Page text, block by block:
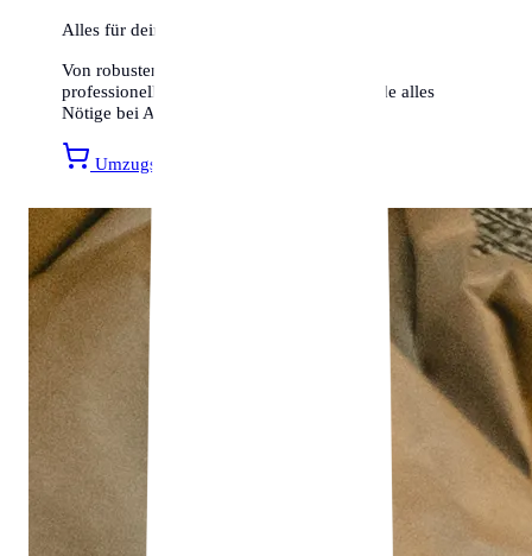
Alles für deinen Umzug
Von robusten Umzugskartons bis hin zu
professionellen Transportsicherungen – finde alles
Nötige bei Amazon.
Umzugsmaterial entdecken »